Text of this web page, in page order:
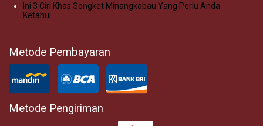
Ini 3 Ciri Khas Songket Minangkabau Yang Perlu Anda
Ketahui
Metode Pembayaran
Metode Pengiriman